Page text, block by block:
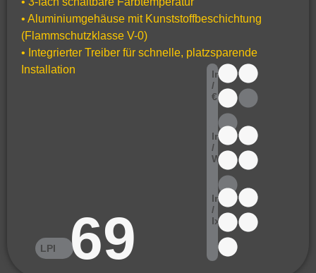
• Aluminiumgehäuse mit Kunststoffbeschichtung
(Flammschutzklasse V-0)
• Integrierter Treiber für schnelle, platzsparende
Installation
LPI 69
lm
/
€
lm
/
W
lm
/
lx